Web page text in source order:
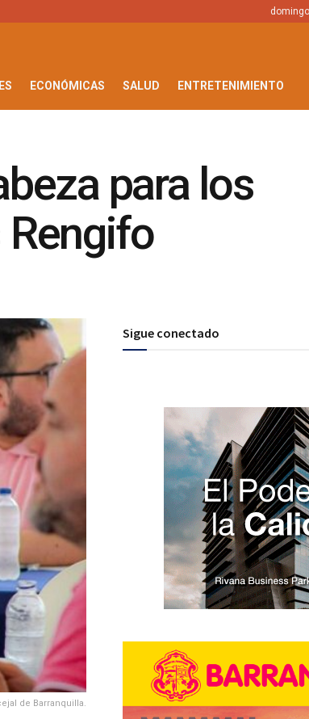
ECONÓMICAS SALUD ENTRETENIMIENTO
para los
Rengifo
de Barranquilla.
Sigue conectado